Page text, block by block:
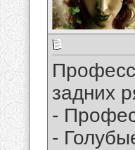
задних
-
-